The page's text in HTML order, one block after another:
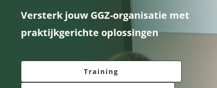
Contact
Versterk jouw GGZ-organisatie met
praktijkgerichte oplossingen
Training